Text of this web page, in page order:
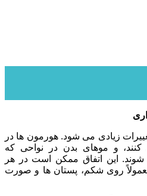
زیادی می شود. هورمون ها در
کنند، و موهای بدن در نواحی که
شوند. این اتفاق ممکن است در هر
روی شکم، پستان ها و صورت